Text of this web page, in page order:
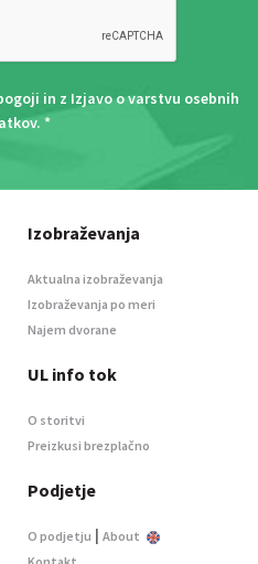
in z Izjavo o varstvu osebnih
. *
Izobraževanja
Aktualna izobraževanja
Izobraževanja po meri
Najem dvorane
UL info tok
O storitvi
Preizkusi brezplačno
Podjetje
O podjetju | About